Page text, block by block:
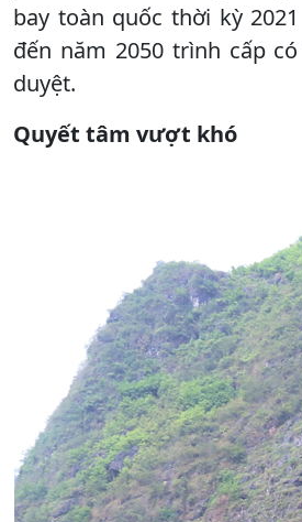
bay toàn quốc thời kỳ
đến năm 2050 trình cấp
duyệt.
Quyết tâm vượt khó